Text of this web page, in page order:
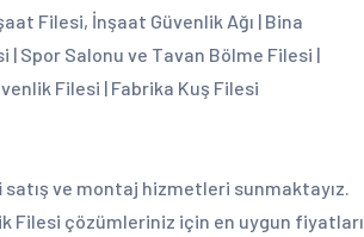
Filesi, İnşaat Güvenlik Ağı | Bina
| Spor Salonu ve Tavan Bölme Filesi |
Filesi | Fabrika Kuş Filesi
satış ve montaj hizmetleri sunmaktayız.
Filesi çözümleriniz için en uygun fiyatları